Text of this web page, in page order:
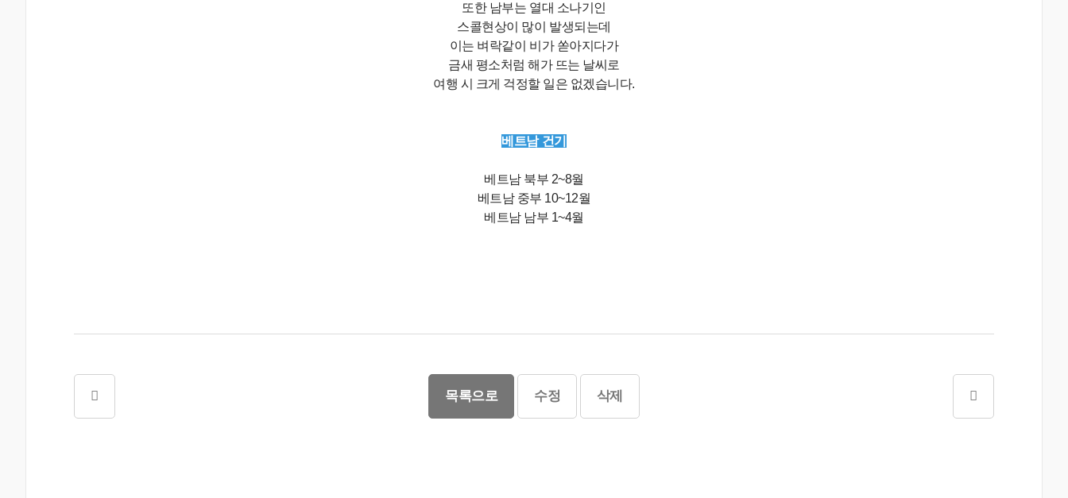
또한 남부는 열대 소나기인
스콜현상이 많이 발생되는데
이는 벼락같이 비가 쏟아지다가
금새 평소처럼 해가 뜨는 날씨로
여행 시 크게 걱정할 일은 없겠습니다.
베트남 건기
베트남 북부 2~8월
베트남 중부 10~12월
베트남 남부 1~4월
목록으로 수정 삭제